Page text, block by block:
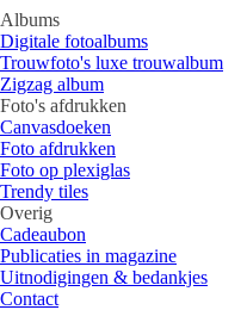
Albums
Digitale fotoalbums
Trouwfoto's luxe trouwalbum
Zigzag album
Foto's afdrukken
Canvasdoeken
Foto afdrukken
Foto op plexiglas
Trendy tiles
Overig
Cadeaubon
Publicaties in magazine
Uitnodigingen & bedankjes
Contact